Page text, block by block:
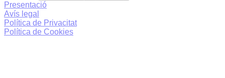
Presentació
Avís legal
Política de Privacitat
Política de Cookies